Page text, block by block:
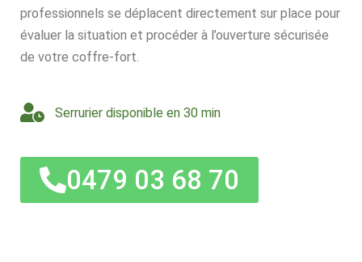
professionnels se déplacent directement sur place pour
évaluer la situation et procéder à l’ouverture sécurisée
de votre coffre-fort.
Serrurier disponible en 30 min
0479 03 68 70